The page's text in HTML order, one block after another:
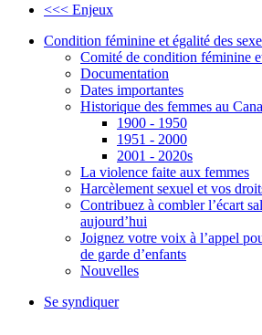
<<< Enjeux
Condition féminine et égalité des
Comité de condition féminine
Documentation
Dates importantes
Historique des femmes au
1900 - 1950
1951 - 2000
2001 - 2020s
La violence faite aux femmes
Harcèlement sexuel et vos
Contribuez à combler l’écart
aujourd’hui
Joignez votre voix à l’appel
de garde d’enfants
Nouvelles
Se syndiquer